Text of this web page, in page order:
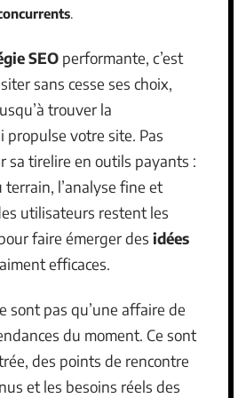
.
SEO performante, c’est
sans cesse ses choix,
trouver la
propulse votre site. Pas
sa tirelire en outils payants :
terrain, l’analyse fine et
utilisateurs restent les
faire émerger des idées
efficaces.
sont pas qu’une affaire de
du moment. Ce sont
des points de rencontre
et les besoins réels des